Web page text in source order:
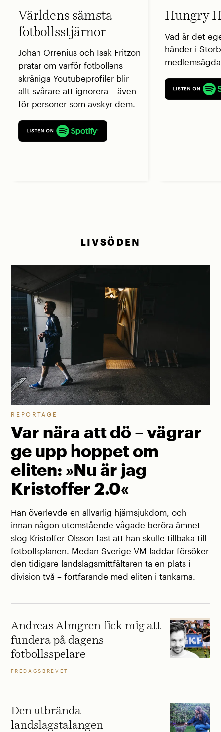
Världens sämsta
fotbollsstjärnor
Johan Orrenius och Isak Fritzon
pratar om varför fotbollens
skräniga Youtubeprofiler blir
allt svårare att ignorera – även
för personer som avskyr dem.
Hungry
Vad är det
händer i
LIVSÖDEN
REPORTAGE
Var nära att dö – vägrar
ge upp hoppet om
eliten: »Nu är jag
Kristoffer 2.0«
Han överlevde en allvarlig hjärnsjukdom, och
innan någon utomstående vågade beröra ämnet
slog Kristoffer Olsson fast att han skulle tillbaka till
fotbollsplanen. Medan Sverige VM-laddar försöker
den tidigare landslagsmittfältaren ta en plats i
division två – fortfarande med eliten i tankarna.
Andreas Almgren fick mig att
fundera på dagens
fotbollsspelare
FREDAGSBREVET
Den utbrända
landslagstalangen